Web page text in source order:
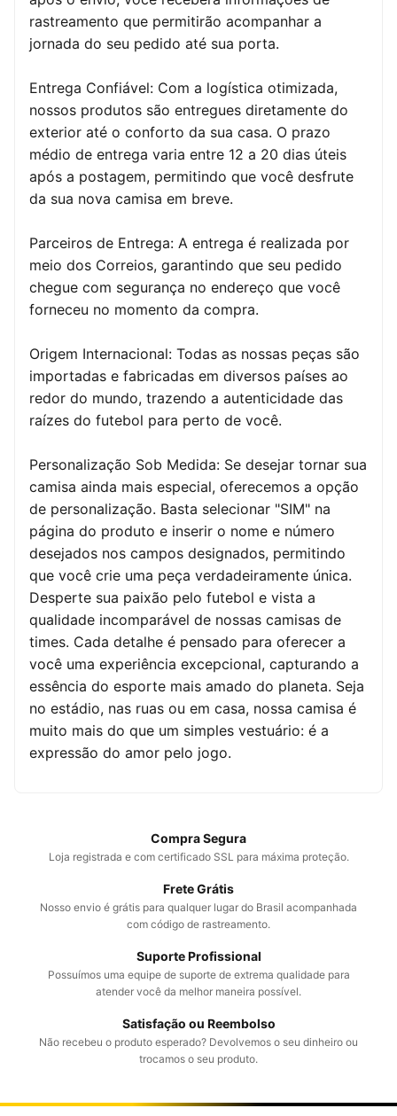
rastreamento que permitirão acompanhar a
jornada do seu pedido até sua porta.
Entrega Confiável: Com a logística otimizada,
nossos produtos são entregues diretamente do
exterior até o conforto da sua casa. O prazo
médio de entrega varia entre 12 a 20 dias úteis
após a postagem, permitindo que você desfrute
da sua nova camisa em breve.
Parceiros de Entrega: A entrega é realizada por
meio dos Correios, garantindo que seu pedido
chegue com segurança no endereço que você
forneceu no momento da compra.
Origem Internacional: Todas as nossas peças são
importadas e fabricadas em diversos países ao
redor do mundo, trazendo a autenticidade das
raízes do futebol para perto de você.
Personalização Sob Medida: Se desejar tornar sua
camisa ainda mais especial, oferecemos a opção
de personalização. Basta selecionar "SIM" na
página do produto e inserir o nome e número
desejados nos campos designados, permitindo
que você crie uma peça verdadeiramente única.
Desperte sua paixão pelo futebol e vista a
qualidade incomparável de nossas camisas de
times. Cada detalhe é pensado para oferecer a
você uma experiência excepcional, capturando a
essência do esporte mais amado do planeta. Seja
no estádio, nas ruas ou em casa, nossa camisa é
muito mais do que um simples vestuário: é a
expressão do amor pelo jogo.
Compra Segura
Loja registrada e com certificado SSL para máxima proteção.
Frete Grátis
Nosso envio é grátis para qualquer lugar do Brasil acompanhada
com código de rastreamento.
Suporte Profissional
Possuímos uma equipe de suporte de extrema qualidade para
atender você da melhor maneira possível.
Satisfação ou Reembolso
Não recebeu o produto esperado? Devolvemos o seu dinheiro ou
trocamos o seu produto.